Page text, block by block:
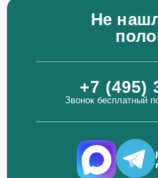
Не
+7 (495)
Звонок бесплатный